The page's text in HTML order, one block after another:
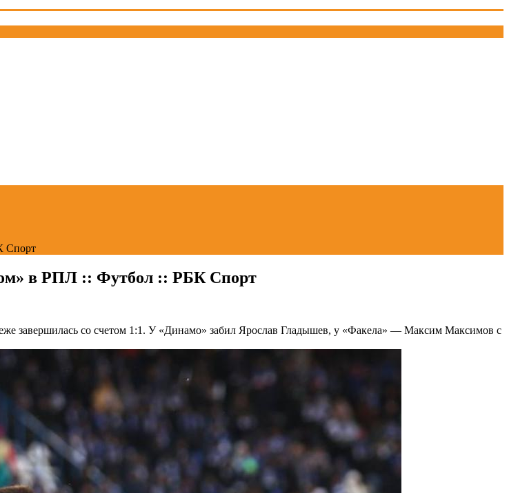
Спорт
в РПЛ :: Футбол :: РБК Спорт
завершилась со счетом 1:1. У «Динамо» забил Ярослав Гладышев, у «Факела» — Максим Максимов с